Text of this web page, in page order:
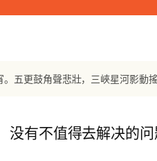
没有不值得去解决的